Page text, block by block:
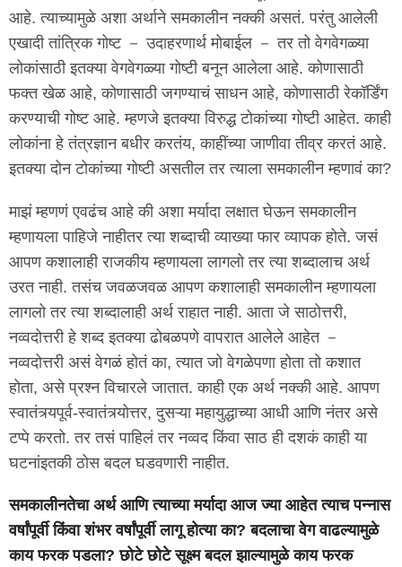
आहे. त्याच्यामुळे अशा अर्थाने समकालीन नक्की असतं. परंतु आलेली
एखादी तांत्रिक गोष्ट － उदाहरणार्थ मोबाईल － तर तो वेगवेगळ्या
लोकांसाठी इतक्या वेगवेगळ्या गोष्टी बनून आलेला आहे. कोणासाठी
फक्त खेळ आहे, कोणासाठी जगण्याचं साधन आहे, कोणासाठी रेकॉर्डिंग
करण्याची गोष्ट आहे. म्हणजे इतक्या विरुद्ध टोकांच्या गोष्टी आहेत. काही
लोकांना हे तंत्रज्ञान बधीर करतंय, काहींच्या जाणीवा तीव्र करतं आहे.
इतक्या दोन टोकांच्या गोष्टी असतील तर त्याला समकालीन म्हणावं का?
माझं म्हणणं एवढंच आहे की अशा मर्यादा लक्षात घेऊन समकालीन
म्हणायला पाहिजे नाहीतर त्या शब्दाची व्याख्या फार व्यापक होते. जसं
आपण कशालाही राजकीय म्हणायला लागलो तर त्या शब्दालाच अर्थ
उरत नाही. तसंच जवळजवळ आपण कशालाही समकालीन म्हणायला
लागलो तर त्या शब्दालाही अर्थ राहात नाही. आता जे साठोत्तरी,
नव्वदोत्तरी हे शब्द इतक्या ढोबळपणे वापरात आलेले आहेत －
नव्वदोत्तरी असं वेगळं होतं का, त्यात जो वेगळेपणा होता तो कशात
होता, असे प्रश्न विचारले जातात. काही एक अर्थ नक्की आहे. आपण
स्वातंत्र्यपूर्व-स्वातंत्र्योत्तर, दुसऱ्या महायुद्धाच्या आधी आणि नंतर असे
टप्पे करतो. तर तसं पाहिलं तर नव्वद किंवा साठ ही दशकं काही या
घटनांइतकी ठोस बदल घडवणारी नाहीत.
समकालीनतेचा अर्थ आणि त्याच्या मर्यादा आज ज्या आहेत त्याच पन्नास
वर्षांपूर्वी किंवा शंभर वर्षांपूर्वी लागू होत्या का? बदलाचा वेग वाढल्यामुळे
काय फरक पडला? छोटे छोटे सूक्ष्म बदल झाल्यामुळे काय फरक